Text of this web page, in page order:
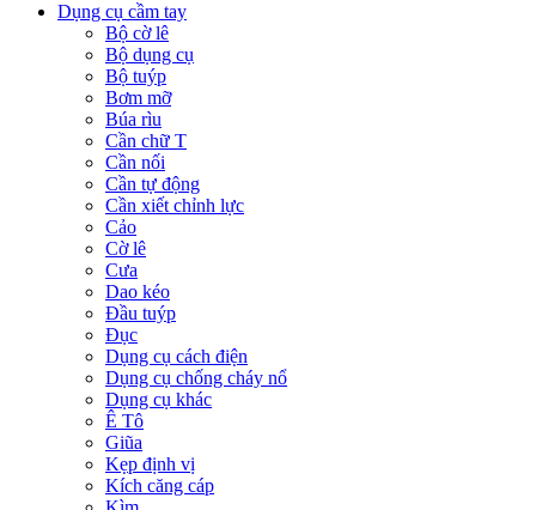
Dụng cụ cầm tay
Bộ cờ lê
Bộ dụng cụ
Bộ tuýp
Bơm mỡ
Búa rìu
Cần chữ T
Cần nối
Cần tự động
Cần xiết chỉnh lực
Cảo
Cờ lê
Cưa
Dao kéo
Đầu tuýp
Đục
Dụng cụ cách điện
Dụng cụ chống cháy nổ
Dụng cụ khác
Ê Tô
Giũa
Kẹp định vị
Kích căng cáp